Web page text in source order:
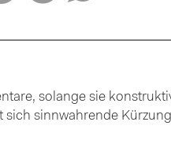
solange sie
sinnwahrende